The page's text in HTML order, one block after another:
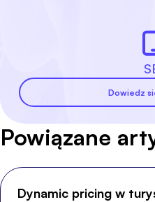
Dowiedz
Powiązane
Dynamic pricing w